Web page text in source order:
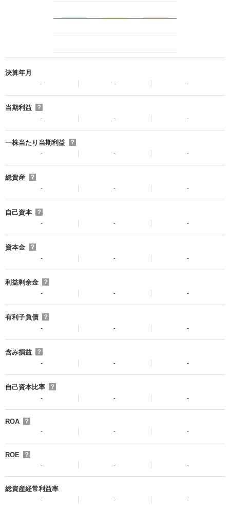
決算年月
- - -
当期利益
？
-
- -
一株当たり当期利益
？
-
- -
総資産
？
-
- -
自己資本
？
-
- -
資本金
？
-
- -
利益剰余金
？
-
- -
有利子負債
？
-
- -
含み損益
？
-
- -
自己資本比率
？
-
- -
ROA
？
-
- -
ROE
？
-
- -
総資産経常利益率
- - -